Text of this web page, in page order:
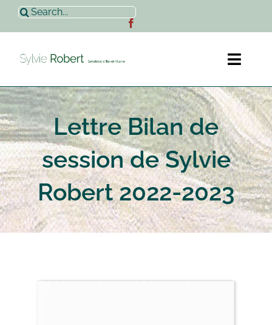
Passer
contenu
Rechercher:
Accueil
Sylvie Robert
Actualités
Contact
Lettre Bilan de
session de Sylvie
Robert 2022-2023